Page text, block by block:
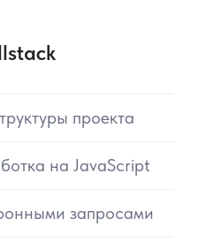
проекта
на JavaScript
запросами